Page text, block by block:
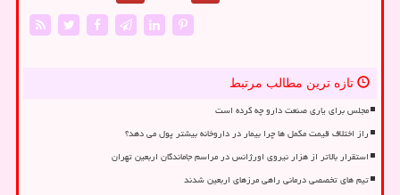
تازه ترین مطالب مرتبط
مجلس برای یاری صنعت دارو چه کرده است
راز اختلاف قیمت مکمل ها چرا بیمار در داروخانه بیشتر پول می دهد؟
استقرار بالاتر از هزار نیروی اورژانس در مراسم جاماندگان اربعین تهران
تیم های تخصصی درمانی راهی مرزهای اربعین شدند